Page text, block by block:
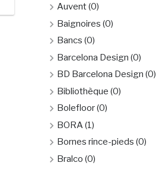
Auvent(0)
Baignoires (0)
Bancs (0)
Barcelona Design (0)
BD Barcelona Design (0)
Bibliothèque (0)
Bolefloor(0)
BORA (1)
Bornes rince-pieds (0)
Bralco (0)